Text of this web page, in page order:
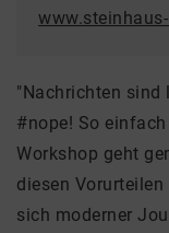
"Nachrichten
#nope! So
Workshop geht
diesen
sich moderner